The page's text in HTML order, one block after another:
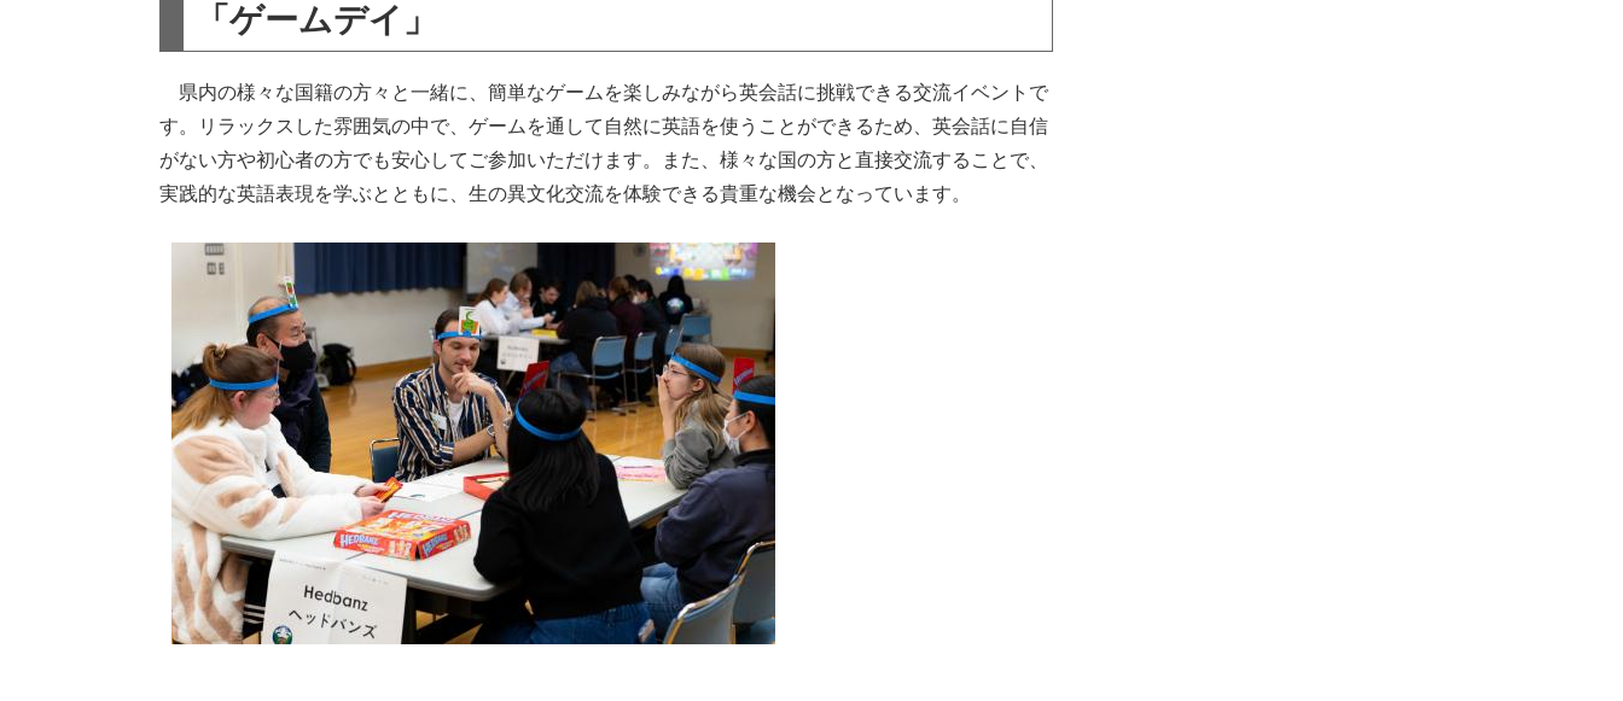
「ゲームデイ」
県内の様々な国籍の方々と一緒に、簡単なゲームを楽しみながら英会話に挑戦できる交流イベントで
す。リラックスした雰囲気の中で、ゲームを通して自然に英語を使うことができるため、英会話に自信
がない方や初心者の方でも安心してご参加いただけます。また、様々な国の方と直接交流することで、
実践的な英語表現を学ぶとともに、生の異文化交流を体験できる貴重な機会となっています。​